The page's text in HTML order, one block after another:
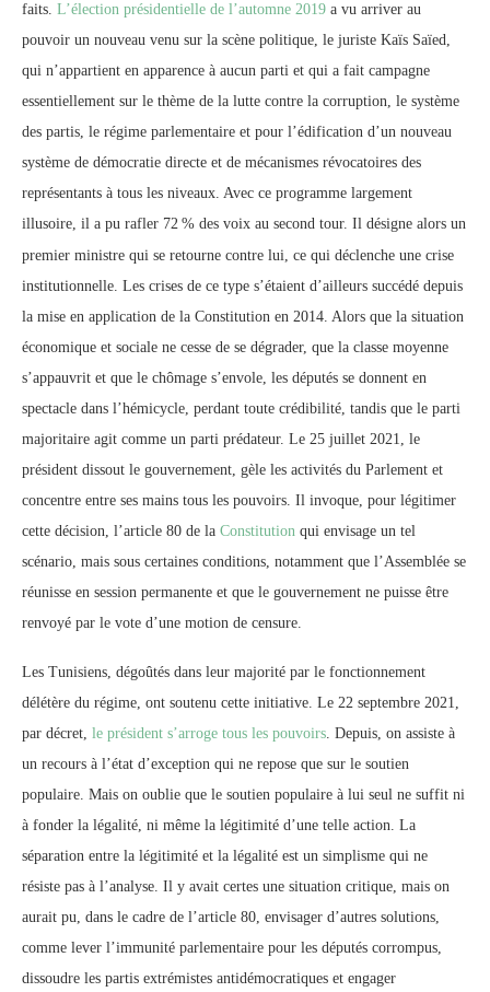
faits. L’élection présidentielle de l’automne 2019 a vu arriver au
pouvoir un nouveau venu sur la scène politique, le juriste Kaïs Saïed,
qui n’appartient en apparence à aucun parti et qui a fait campagne
essentiellement sur le thème de la lutte contre la corruption, le système
des partis, le régime parlementaire et pour l’édification d’un nouveau
système de démocratie directe et de mécanismes révocatoires des
représentants à tous les niveaux. Avec ce programme largement
illusoire, il a pu rafler 72 % des voix au second tour. Il désigne alors un
premier ministre qui se retourne contre lui, ce qui déclenche une crise
institutionnelle. Les crises de ce type s’étaient d’ailleurs succédé depuis
la mise en application de la Constitution en 2014. Alors que la situation
économique et sociale ne cesse de se dégrader, que la classe moyenne
s’appauvrit et que le chômage s’envole, les députés se donnent en
spectacle dans l’hémicycle, perdant toute crédibilité, tandis que le parti
majoritaire agit comme un parti prédateur. Le 25 juillet 2021, le
président dissout le gouvernement, gèle les activités du Parlement et
concentre entre ses mains tous les pouvoirs. Il invoque, pour légitimer
cette décision, l’article 80 de la Constitution qui envisage un tel
scénario, mais sous certaines conditions, notamment que l’Assemblée se
réunisse en session permanente et que le gouvernement ne puisse être
renvoyé par le vote d’une motion de censure.
Les Tunisiens, dégoûtés dans leur majorité par le fonctionnement
délétère du régime, ont soutenu cette initiative. Le 22 septembre 2021,
par décret, le président s’arroge tous les pouvoirs. Depuis, on assiste à
un recours à l’état d’exception qui ne repose que sur le soutien
populaire. Mais on oublie que le soutien populaire à lui seul ne suffit ni
à fonder la légalité, ni même la légitimité d’une telle action. La
séparation entre la légitimité et la légalité est un simplisme qui ne
résiste pas à l’analyse. Il y avait certes une situation critique, mais on
aurait pu, dans le cadre de l’article 80, envisager d’autres solutions,
comme lever l’immunité parlementaire pour les députés corrompus,
dissoudre les partis extrémistes antidémocratiques et engager